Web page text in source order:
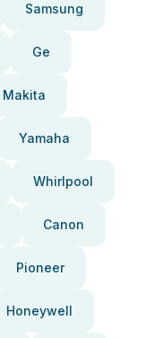
Samsung
Ge
Makita
Yamaha
Whirlpool
Canon
Pioneer
Honeywell